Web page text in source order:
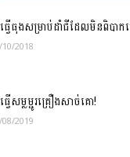
វើធុងសម្រាប់ដាំជីដែលមិនពិបា
2018
វើសម្លម្ជូរគ្រឿងសាច់គោ!
2019